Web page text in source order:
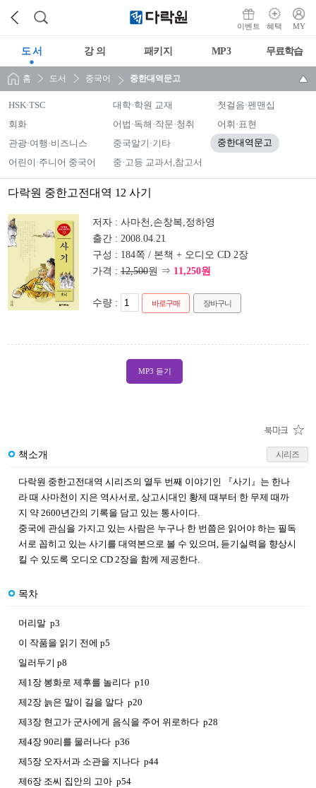
이벤트 혜택 MY
도 서 강 의 패키지 MP3 무료학습
홈 도서 중국어 중한대역문고
HSK·TSC 대학·학원 교재
첫걸음·펜맨십
회화
어법·독해·작문·청취
어휘·표현
관광·여행·비즈니스
중국알기·기타 중한대역문고
어린이·주니어 중국어 중·고등 교과서,참고서
다락원 중한고전대역 12 사기
저자 : 사마천,손창복,정하영
출간 : 2008.04.21
구성 : 184쪽 / 본책 + 오디오 CD 2장
가격 : 12,500원 ⇒ 11,250원
수량 : 바로구매 장바구니
MP3 듣기
책소개 시리즈
다락원 중한고전대역 시리즈의 열두 번째 이야기인 『사기』는 한나
라 때 사마천이 지은 역사서로, 상고시대인 황제 때부터 한 무제 때까
지 약 2600년간의 기록을 담고 있는 통사이다.
중국에 관심을 가지고 있는 사람은 누구나 한 번쯤은 읽어야 하는 필독
서로 꼽히고 있는 사기를 대역본으로 볼 수 있으며, 듣기실력을 향상시
킬 수 있도록 오디오 CD 2장을 함께 제공한다.
목차
머리말 p3
이 작품을 읽기 전에 p5
일러두기 p8
제1장 봉화로 제후를 놀리다 p10
제2장 늙은 말이 길을 알다 p20
제3장 현고가 군사에게 음식을 주어 위로하다 p28
제4장 90리를 물러나다 p36
제5장 오자서과 소관을 지나다 p44
제6장 조씨 집안의 고아 p54